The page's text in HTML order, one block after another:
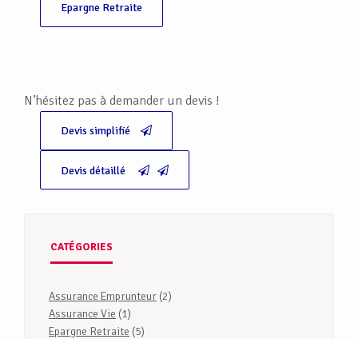
Epargne Retraite
N’hésitez pas à demander un devis !
Devis simplifié
Devis détaillé
CATÉGORIES
Assurance Emprunteur (2)
Assurance Vie (1)
Epargne Retraite (5)